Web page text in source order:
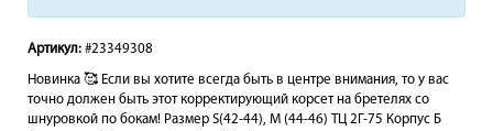
Артикул: #23349308
Новинка 🥰 Если вы хотите всегда быть в центре внимания, то у вас
точно должен быть этот корректирующий корсет на бретелях со
шнуровкой по бокам! Размер S(42-44), M (44-46) ТЦ 2Г-75 Корпус Б